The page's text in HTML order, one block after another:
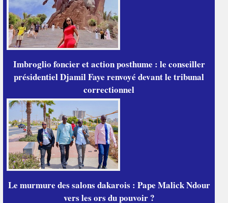
Imbroglio foncier et action posthume : le conseiller
présidentiel Djamil Faye renvoyé devant le tribunal
correctionnel
Le murmure des salons dakarois : Pape Malick Ndour
vers les ors du pouvoir ?